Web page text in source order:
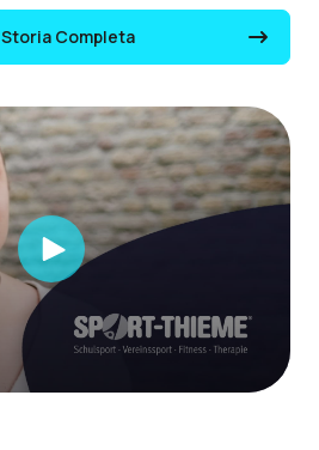
Storia Completa